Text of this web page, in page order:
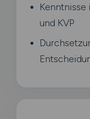
Kenntnisse
und KVP